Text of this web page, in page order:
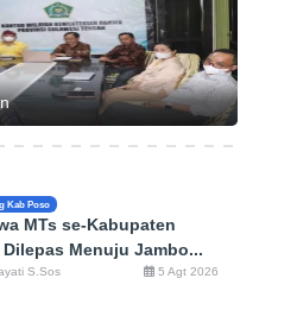
Kab Poso
MTs se-Kabupaten
Dilepas Menuju Jambo...
S.Sos 5 Agt 2026